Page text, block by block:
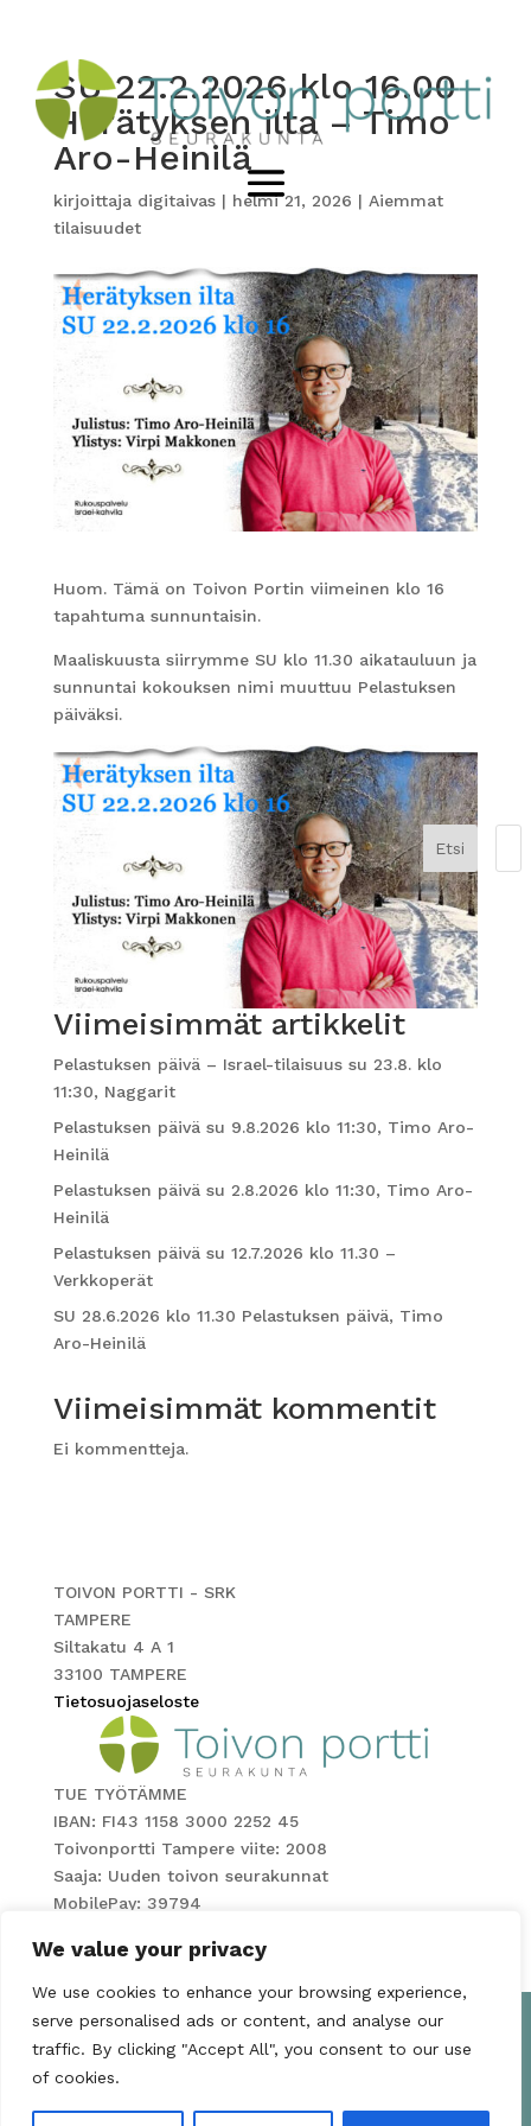
We value your privacy
We use cookies to enhance your browsing experience,
serve personalised ads or content, and analyse our
traffic. By clicking "Accept All", you consent to our use
of cookies.
SU 22.2.2026 klo 16.00
Herätyksen ilta – Timo
Aro-Heinilä
kirjoittaja digitaivas| helmi 21, 2026 | Aiemmat
tilaisuudet
Huom. Tämä on Toivon Portin viimeinen klo 16
tapahtuma sunnuntaisin.
Maaliskuusta siirrymme SU klo 11.30 aikatauluun ja
sunnuntai kokouksen nimi muuttuu Pelastuksen
päiväksi.
Etsi
Viimeisimmät artikkelit
Pelastuksen päivä – Israel-tilaisuus su 23.8. klo
11:30, Naggarit
Pelastuksen päivä su 9.8.2026 klo 11:30, Timo Aro-
Heinilä
Pelastuksen päivä su 2.8.2026 klo 11:30, Timo Aro-
Heinilä
Pelastuksen päivä su 12.7.2026 klo 11.30 –
Verkkoperät
SU 28.6.2026 klo 11.30 Pelastuksen päivä, Timo
Aro-Heinilä
Viimeisimmät kommentit
Ei kommentteja.
TOIVON PORTTI - SRK
TAMPERE
Siltakatu 4 A 1
33100 TAMPERE
Tietosuojaseloste
TUE TYÖTÄMME
IBAN: FI43 1158 3000 2252 45
Toivonportti Tampere viite: 2008
Saaja: Uuden toivon seurakunnat
MobilePay: 39794
UUDEN TOIVON SEURAKUNNAT
JYVÄSKYLÄ
TAMPERE